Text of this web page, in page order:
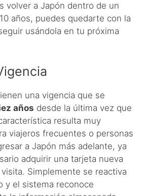
volver a Japón dentro de un
años, puedes quedarte con la
usándola en tu próxima
una vigencia que se
años desde la última vez que
resulta muy
viajeros frecuentes o personas
a Japón más adelante, ya
adquirir una tarjeta nueva
Simplemente se reactiva
y el sistema reconoce